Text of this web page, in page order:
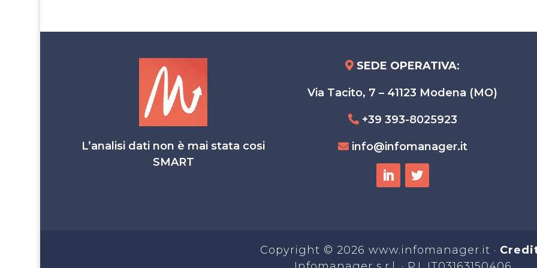
L’analisi dati non è mai stata cosi
SMART
SEDE OPERATIVA:
Via Tacito, 7 – 41123 Modena (MO)
+39 393-8025923
info@infomanager.it
Copyright © 2026 www.infomanager.it ·